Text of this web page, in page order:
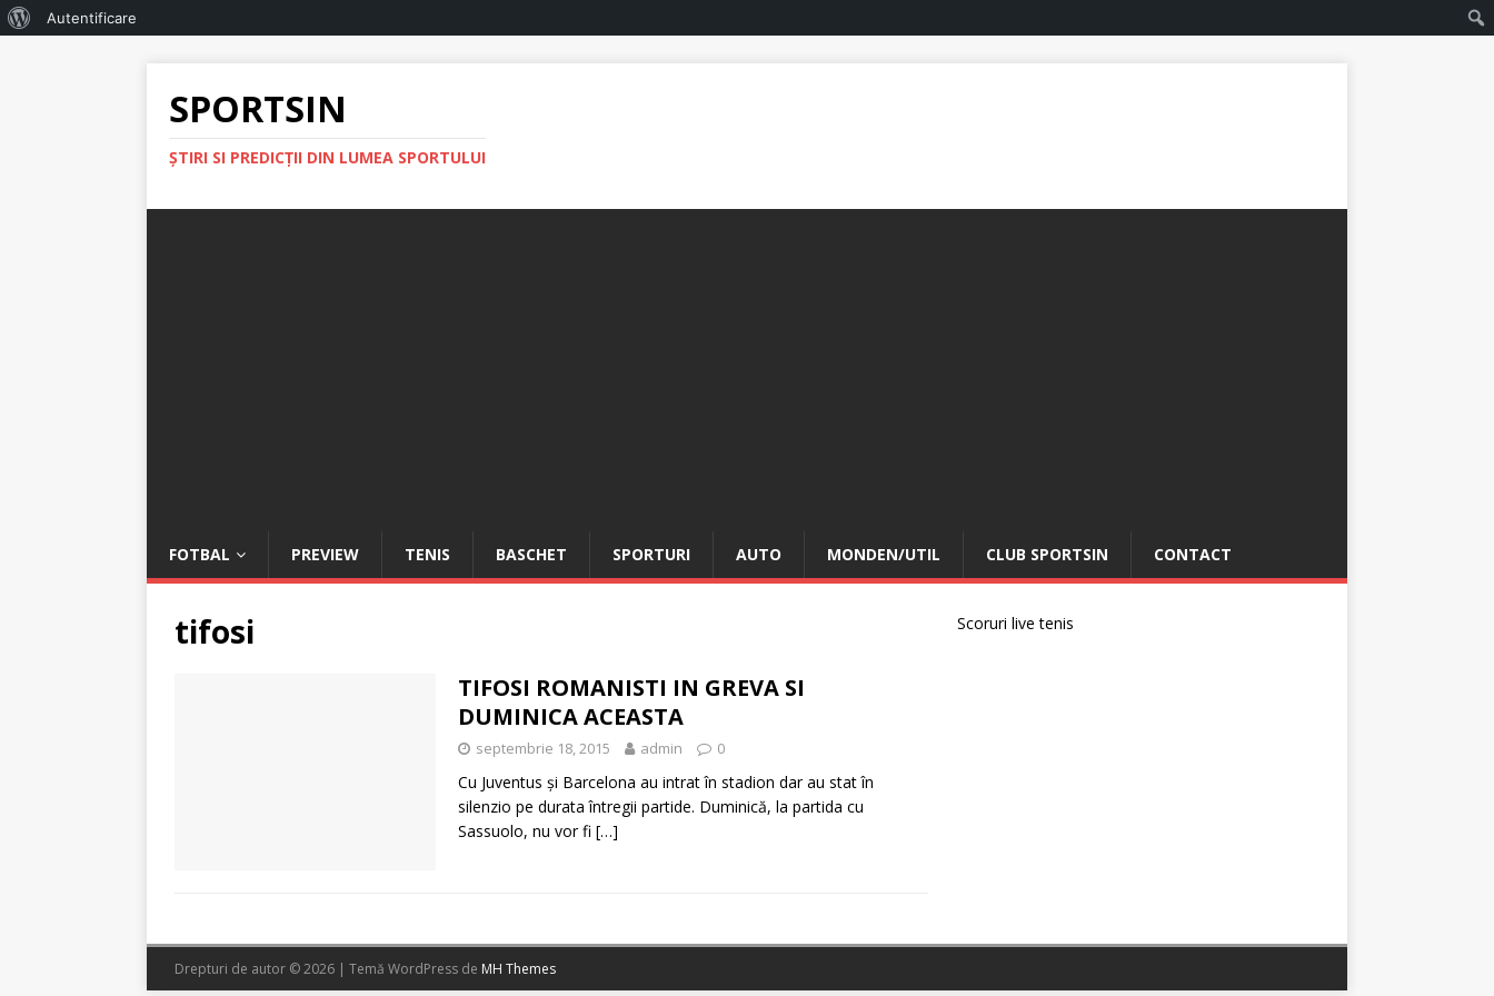
Autentificare
SPORTSIN
ŞTIRI SI PREDICŢII DIN LUMEA SPORTULUI
FOTBAL PREVIEW TENIS BASCHET SPORTURI AUTO MONDEN/UTIL CLUB SPORTSIN CONTACT
tifosi
TIFOSI ROMANISTI IN GREVA SI
DUMINICA ACEASTA
septembrie 18, 2015 admin 0
Cu Juventus şi Barcelona au intrat în stadion dar au stat în
silenzio pe durata întregii partide. Duminică, la partida cu
Sassuolo, nu vor fi […]
Scoruri live tenis
Drepturi de autor © 2026 | Temă WordPress de MH Themes